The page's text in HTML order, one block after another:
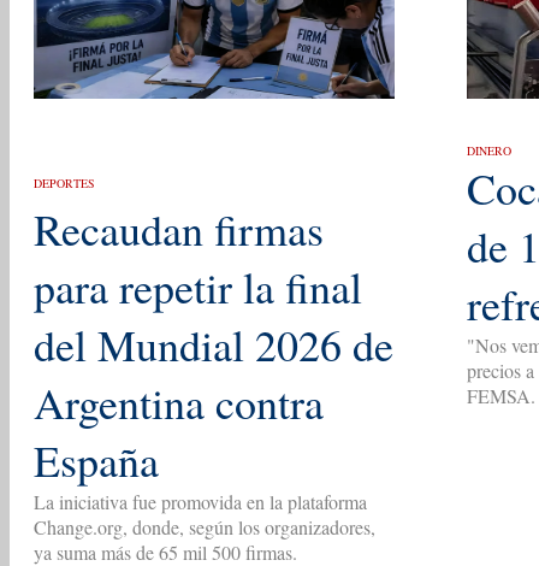
DEPORTES
Recaudan firmas
para repetir la final
del Mundial 2026 de
Argentina contra
España
La iniciativa fue promovida en la plataforma
Change.org, donde, según los organizadores,
ya suma más de 65 mil 500 firmas.
DINERO
de
"Nos
precios
FEMSA.